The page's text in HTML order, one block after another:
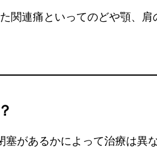
関連痛といってのどや顎、肩
があるかによって治療は異